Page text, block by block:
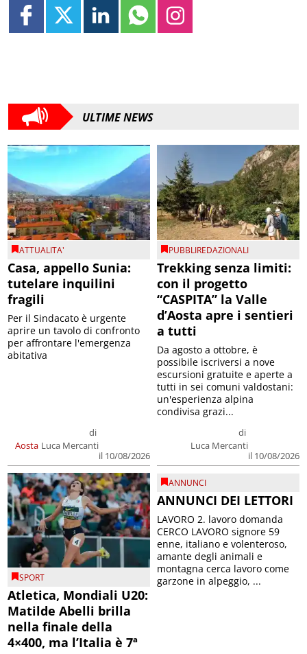
ULTIME NEWS
ATTUALITA'
Casa, appello Sunia:
tutelare inquilini
fragili
Aosta
di
Luca Mercanti
il 10/08/2026
Per il Sindacato è urgente
aprire un tavolo di confronto
per affrontare l'emergenza
abitativa
PUBBLIREDAZIONALI
Trekking senza limiti:
con il progetto
“CASPITA” la Valle
d’Aosta apre i sentieri
a tutti
di
Luca Mercanti
il 10/08/2026
Da agosto a ottobre, è
possibile iscriversi a nove
escursioni gratuite e aperte a
tutti in sei comuni valdostani:
un'esperienza alpina
condivisa grazi...
SPORT
Atletica, Mondiali U20:
Matilde Abelli brilla
nella finale della
4×400, ma l’Italia è 7ª
ANNUNCI
ANNUNCI DEI LETTORI
LAVORO 2. lavoro domanda
CERCO LAVORO signore 59
enne, italiano e volenteroso,
amante degli animali e
montagna cerca lavoro come
garzone in alpeggio, ...